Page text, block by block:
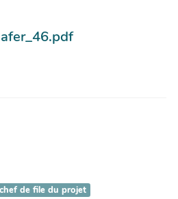
de file du projet